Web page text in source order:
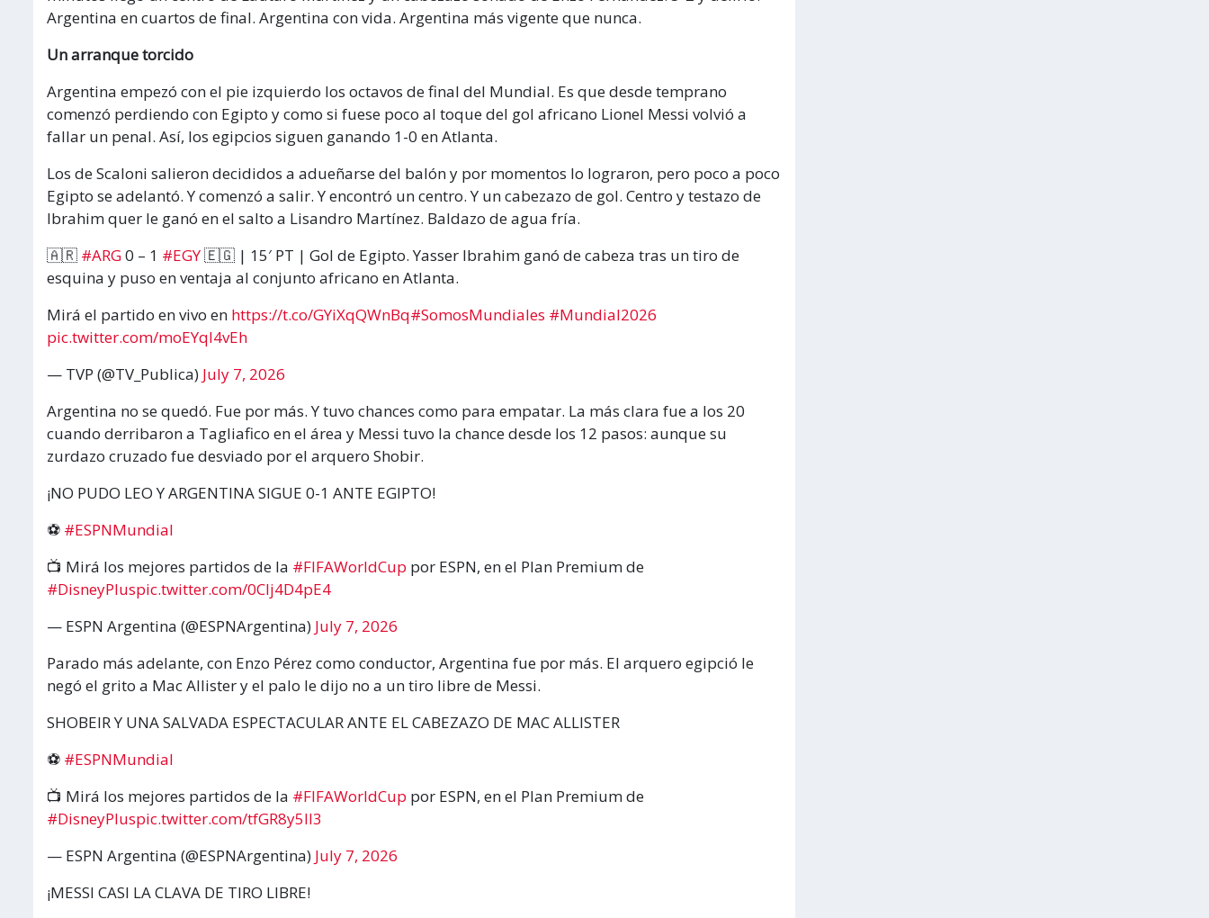
Argentina en cuartos de final. Argentina con vida. Argentina más vigente que nunca.
Un arranque torcido
Argentina empezó con el pie izquierdo los octavos de final del Mundial. Es que desde temprano
comenzó perdiendo con Egipto y como si fuese poco al toque del gol africano Lionel Messi volvió a
fallar un penal. Así, los egipcios siguen ganando 1-0 en Atlanta.
Los de Scaloni salieron decididos a adueñarse del balón y por momentos lo lograron, pero poco a poco
Egipto se adelantó. Y comenzó a salir. Y encontró un centro. Y un cabezazo de gol. Centro y testazo de
Ibrahim quer le ganó en el salto a Lisandro Martínez. Baldazo de agua fría.
🇦🇷 #ARG0 – 1 #EGY🇪🇬 | 15′ PT | Gol de Egipto. Yasser Ibrahim ganó de cabeza tras un tiro de
esquina y puso en ventaja al conjunto africano en Atlanta.
Mirá el partido en vivo en https://t.co/GYiXqQWnBq#SomosMundiales #Mundial2026
pic.twitter.com/moEYqI4vEh
— TVP (@TV_Publica) July 7, 2026
Argentina no se quedó. Fue por más. Y tuvo chances como para empatar. La más clara fue a los 20
cuando derribaron a Tagliafico en el área y Messi tuvo la chance desde los 12 pasos: aunque su
zurdazo cruzado fue desviado por el arquero Shobir.
¡NO PUDO LEO Y ARGENTINA SIGUE 0-1 ANTE EGIPTO!
⚽ #ESPNMundial
📺 Mirá los mejores partidos de la #FIFAWorldCup por ESPN, en el Plan Premium de
#DisneyPluspic.twitter.com/0Clj4D4pE4
— ESPN Argentina (@ESPNArgentina) July 7, 2026
Parado más adelante, con Enzo Pérez como conductor, Argentina fue por más. El arquero egipció le
negó el grito a Mac Allister y el palo le dijo no a un tiro libre de Messi.
SHOBEIR Y UNA SALVADA ESPECTACULAR ANTE EL CABEZAZO DE MAC ALLISTER
⚽ #ESPNMundial
📺 Mirá los mejores partidos de la #FIFAWorldCup por ESPN, en el Plan Premium de
#DisneyPluspic.twitter.com/tfGR8y5Il3
— ESPN Argentina (@ESPNArgentina) July 7, 2026
¡MESSI CASI LA CLAVA DE TIRO LIBRE!